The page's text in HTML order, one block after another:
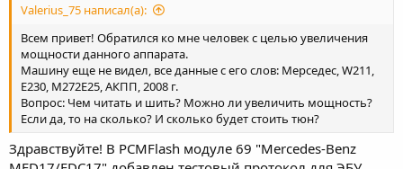
Valerius_75 написал(а):
Всем привет! Обратился ко мне человек с целью увеличения
мощности данного аппарата.
Машину еще не видел, все данные с его слов: Мерседес, W211,
E230, M272E25, АКПП, 2008 г.
Вопрос: Чем читать и шить? Можно ли увеличить мощность?
Если да, то на сколько? И сколько будет стоить тюн?
Здравствуйте! В PCMFlash модуле 69 "Mercedes-Benz